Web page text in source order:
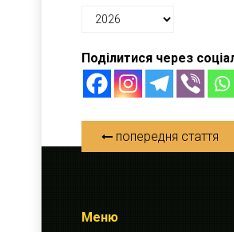
Поділитися через
попередня стаття
Меню